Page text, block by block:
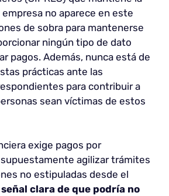
empresa no aparece en este
de sobra para mantenerse
ningún tipo de dato
pagos. Además, nunca está de
prácticas ante las
para contribuir a
sean víctimas de estos
exige pagos por
agilizar trámites
no estipuladas desde el
señal clara de que podría no